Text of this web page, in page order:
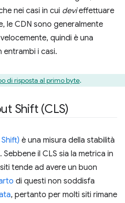
nei casi in cui devieffettuare
le CDN sono generalmente
quindi è una
entrambi i casi.
di risposta al primo byte.
Shift (CLS)
è una misura della stabilità
il CLS sia la metrica in
tende ad avere un buon
di questi non soddisfa
, pertanto per molti siti rimane